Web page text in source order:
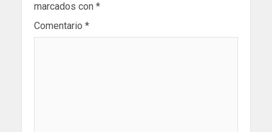
marcados con *
Comentario *